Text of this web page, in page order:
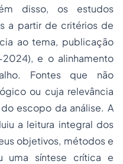
disso, os estudos
a partir de critérios de
ao tema, publicação
e o alinhamento
Fontes que não
ou cuja relevância
escopo da análise. A
a leitura integral dos
objetivos, métodos e
uma síntese crítica e